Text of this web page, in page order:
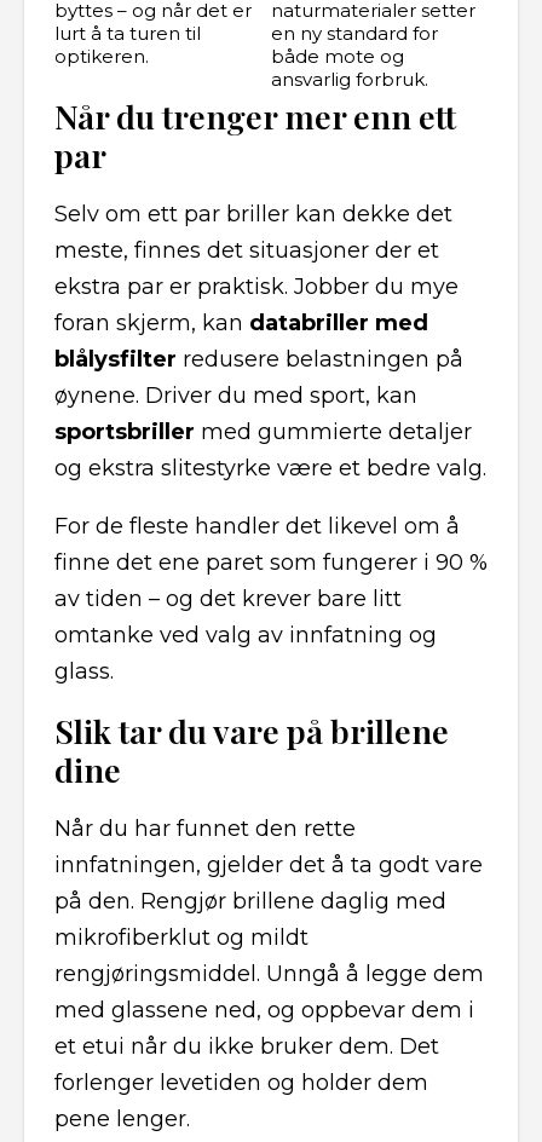
byttes – og når det er
lurt å ta turen til
optikeren.
naturmaterialer setter
en ny standard for
både mote og
ansvarlig forbruk.
Når du trenger mer enn ett
par
Selv om ett par briller kan dekke det
meste, finnes det situasjoner der et
ekstra par er praktisk. Jobber du mye
foran skjerm, kan databriller med
blålysfilter redusere belastningen på
øynene. Driver du med sport, kan
sportsbriller med gummierte detaljer
og ekstra slitestyrke være et bedre valg.
For de fleste handler det likevel om å
finne det ene paret som fungerer i 90 %
av tiden – og det krever bare litt
omtanke ved valg av innfatning og
glass.
Slik tar du vare på brillene
dine
Når du har funnet den rette
innfatningen, gjelder det å ta godt vare
på den. Rengjør brillene daglig med
mikrofiberklut og mildt
rengjøringsmiddel. Unngå å legge dem
med glassene ned, og oppbevar dem i
et etui når du ikke bruker dem. Det
forlenger levetiden og holder dem
pene lenger.